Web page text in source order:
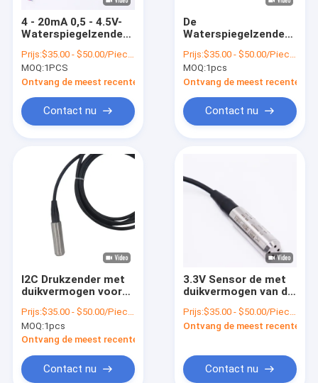
4 - 20mA 0,5 - 4.5V-
Waterspiegelzender
met RS485
Prijs:$35.00 - $50.00/Pieces
MOQ:1PCS
Ontvang de meest recente Prijs
Contact nu
De
Waterspiegelzender
FS-Sensor van de
Waterspiegeldiepte
Prijs:$35.00 - $50.00/Pieces
MOQ:1pcs
Ontvang de meest recente
Contact nu
I2C Drukzender met
duikvermogen voor
20ma
Prijs:$35.00 - $50.00/Pieces
MOQ:1pcs
Ontvang de meest recente Prijs
Contact nu
3.3V Sensor de met
duikvermogen van de
voor Digitale I2C-
Output
Prijs:$35.00 - $50.00/Pieces
Ontvang de meest recente
Contact nu